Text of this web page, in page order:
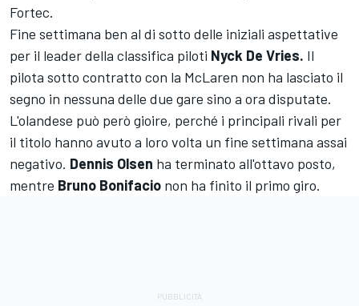
Fortec.
Fine settimana ben al di sotto delle iniziali aspettative
per il leader della classifica piloti Nyck De Vries. Il
pilota sotto contratto con la McLaren non ha lasciato il
segno in nessuna delle due gare sino a ora disputate.
L'olandese può però gioire, perché i principali rivali per
il titolo hanno avuto a loro volta un fine settimana assai
negativo. Dennis Olsen ha terminato all'ottavo posto,
mentre Bruno Bonifacio non ha finito il primo giro.